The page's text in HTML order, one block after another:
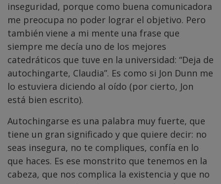
inseguridad, porque como buena comunicadora
me preocupa no poder lograr el objetivo. Pero
también viene a mi mente una frase que
siempre me decía uno de los mejores
catedráticos que tuve en la universidad: “Deja de
autochingarte, Claudia”. Es como si Jon Dunn me
lo estuviera diciendo al oído (por cierto, Jon
está bien escrito).
Autochingarse es una palabra muy fuerte, que
tiene un gran significado y que quiere decir: no
seas insegura, no te compliques, confía en lo
que haces. Es ese monstrito que tenemos en la
cabeza, que nos complica la existencia y que no